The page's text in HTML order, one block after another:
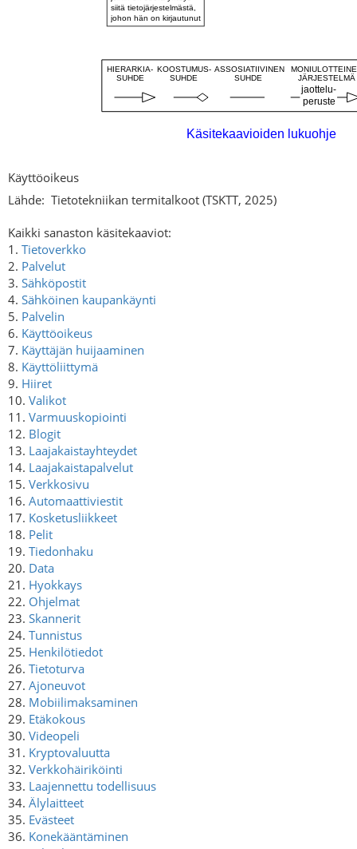
Käyttöoikeus
Lähde: Tietotekniikan termitalkoot (TSKTT, 2025)
Kaikki sanaston käsitekaaviot:
1. Tietoverkko
2. Palvelut
3. Sähköpostit
4. Sähköinen kaupankäynti
5. Palvelin
6. Käyttöoikeus
7. Käyttäjän huijaaminen
8. Käyttöliittymä
9. Hiiret
10. Valikot
11. Varmuuskopiointi
12. Blogit
13. Laajakaistayhteydet
14. Laajakaistapalvelut
15. Verkkosivu
16. Automaattiviestit
17. Kosketusliikkeet
18. Pelit
19. Tiedonhaku
20. Data
21. Hyokkays
22. Ohjelmat
23. Skannerit
24. Tunnistus
25. Henkilötiedot
26. Tietoturva
27. Ajoneuvot
28. Mobiilimaksaminen
29. Etäkokous
30. Videopeli
31. Kryptovaluutta
32. Verkkohäiriköinti
33. Laajennettu todellisuus
34. Älylaitteet
35. Evästeet
36. Konekääntäminen